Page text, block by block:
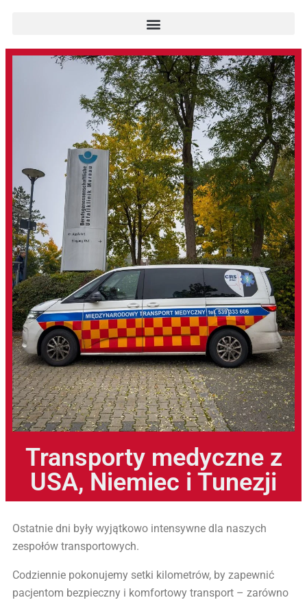
Transporty medyczne z
USA, Niemiec i Tunezji
Ostatnie dni były wyjątkowo intensywne dla naszych
zespołów transportowych.
Codziennie pokonujemy setki kilometrów, by zapewnić
pacjentom bezpieczny i komfortowy transport – zarówno